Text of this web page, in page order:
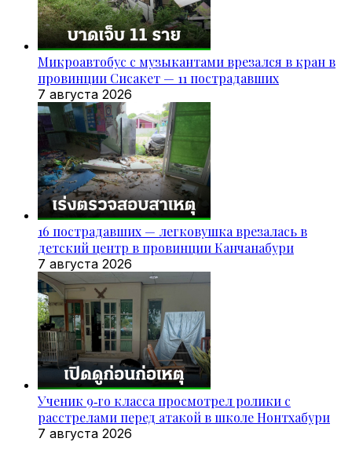
Микроавтобус с музыкантами врезался в кран в
провинции Сисакет — 11 пострадавших
7 августа 2026
16 пострадавших — легковушка врезалась в
детский центр в провинции Канчанабури
7 августа 2026
Ученик 9‑го класса просмотрел ролики с
расстрелами перед атакой в школе Нонтхабури
7 августа 2026